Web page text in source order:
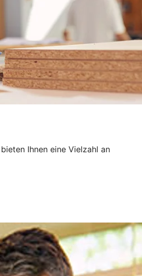
Ihnen eine Vielzahl an